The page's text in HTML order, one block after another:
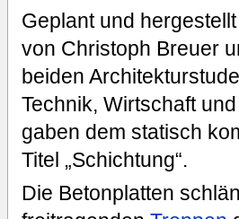
Geplant und
von Christoph Breuer
beiden
Technik, Wirtschaft
gaben dem statisch
Titel „Schichtung“.
Die Betonplatten